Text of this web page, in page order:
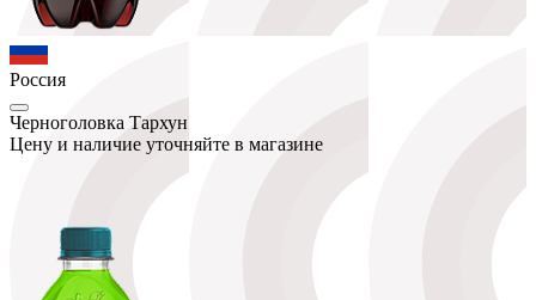
Россия
Черноголовка Тархун
Цену и наличие уточняйте в магазине